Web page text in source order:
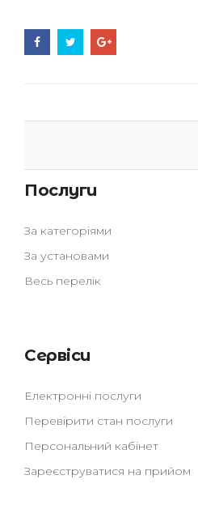
Послуги
За категоріями
За установами
Весь перелік
Сервіси
Електронні послуги
Перевірити стан послуги
Персональний кабінет
Зареєструватися на прийом